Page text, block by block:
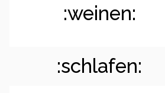
:weinen:
:schlafen: